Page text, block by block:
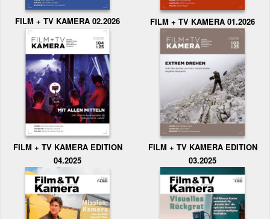
FILM + TV KAMERA 02.2026 FILM + TV KAMERA 01.2026
FILM + TV KAMERA EDITION
04.2025
FILM + TV KAMERA EDITION
03.2025